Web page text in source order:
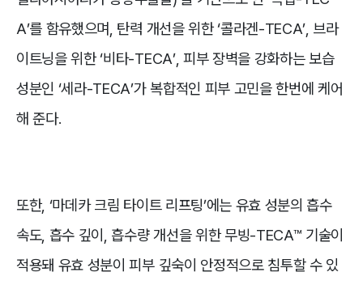
A’를 함유했으며, 탄력 개선을 위한 ‘콜라겐-TECA’, 브라
이트닝을 위한 ‘비타-TECA’, 피부 장벽을 강화하는 보습
성분인 ‘세라-TECA’가 복합적인 피부 고민을 한번에 케어
해 준다.
또한, ‘마데카 크림 타이트 리프팅’에는 유효 성분의 흡수
속도, 흡수 깊이, 흡수량 개선을 위한 무빙-TECA™ 기술이
적용돼 유효 성분이 피부 깊숙이 안정적으로 침투할 수 있